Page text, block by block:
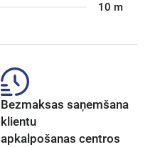
10 m
Bezmaksas saņemšana
klientu
apkalpošanas centros